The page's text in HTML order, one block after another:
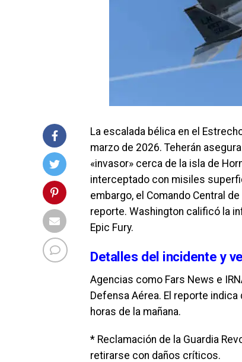
La escalada bélica en el
marzo de 2026. Teherán
«invasor» cerca de la isla de
interceptado con misiles
embargo, el Comando Central
reporte. Washington calificó la
Epic Fury.
Detalles del incidente y
Agencias como Fars News e
Defensa Aérea. El reporte
horas de la mañana.
* Reclamación de la Guardia
retirarse con daños críticos.